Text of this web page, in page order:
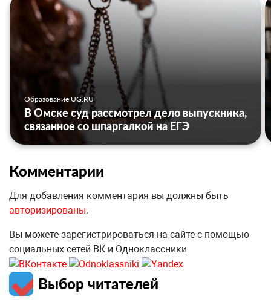
Образование UG.RU
В Омске суд рассмотрел дело выпускника,
связанное со шпаргалкой на ЕГЭ
Комментарии
Для добавления комментария вы должны быть
авторизированы.
Вы можете зарегистрироваться на сайте с помощью
социальных сетей ВК и Одноклассники
Выбор читателей